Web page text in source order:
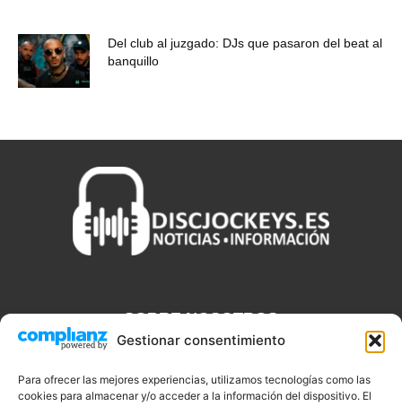
Gestionar consentimiento
Para ofrecer las mejores experiencias, utilizamos tecnologías como las
cookies para almacenar y/o acceder a la información del dispositivo. El
Del club al juzgado: DJs que pasaron del beat al
banquillo
SOBRE NOSOTROS
que necesitas saber sobre noticias, novedades, tecnologías y
aplicaciones que te ayudaran a ser un mejor Djs.